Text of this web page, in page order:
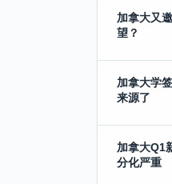
加拿大又
望？
加拿大学
来源了
加拿大Q1
分化严重